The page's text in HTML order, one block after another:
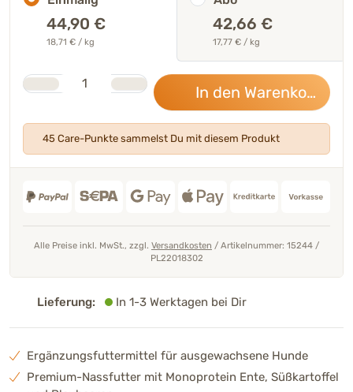
Ergänzungsfuttermittel für ausgewachsene Hunde
Premium-Nassfutter mit Monoprotein Ente, Süßkartoffel
44,90 €
18,71 € / kg
42,66 €
17,77 € / kg
Anzahl
In den Warenkorb
45 Care-Punkte sammelst Du mit diesem Produkt
Alle Preise inkl. MwSt., zzgl. Versandkosten / Artikelnummer: 15244 /
PL22018302
Lieferung: In 1-3 Werktagen bei Dir